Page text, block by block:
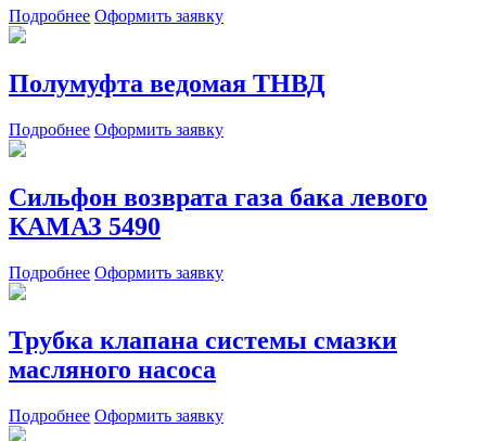
Подробнее Оформить заявку
Полумуфта ведомая ТНВД
Подробнее Оформить заявку
Сильфон возврата газа бака левого
КАМАЗ 5490
Подробнее Оформить заявку
Трубка клапана системы смазки
масляного насоса
Подробнее Оформить заявку